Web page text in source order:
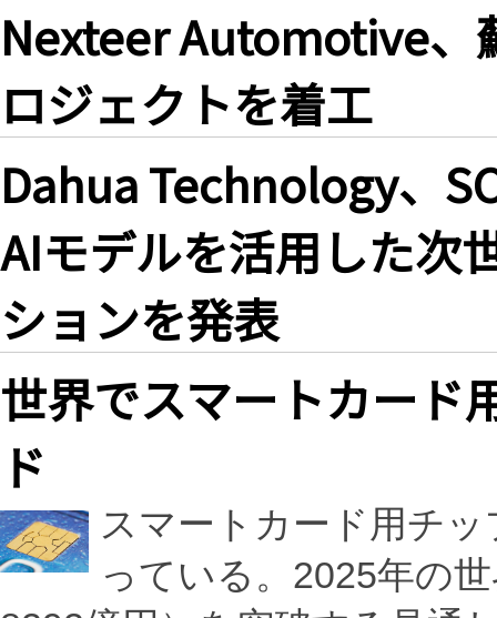
Nexteer Automotive、
ロジェクトを着工
Dahua Technology、
AIモデルを活用した次
ションを発表
世界でスマートカード
ド
スマートカード用チ
っている。2025年の